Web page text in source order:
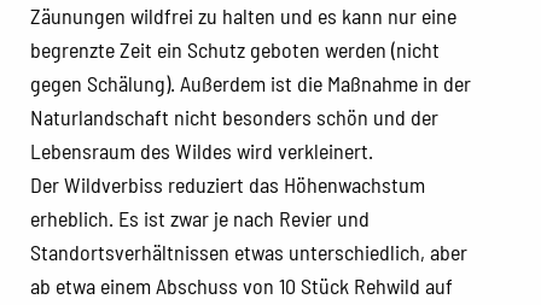
Zäunungen wildfrei zu halten und es kann nur eine
begrenzte Zeit ein Schutz geboten werden (nicht
gegen Schälung). Außerdem ist die Maßnahme in der
Naturlandschaft nicht besonders schön und der
Lebensraum des Wildes wird verkleinert.
Der Wildverbiss reduziert das Höhenwachstum
erheblich. Es ist zwar je nach Revier und
Standortsverhältnissen etwas unterschiedlich, aber
ab etwa einem Abschuss von 10 Stück Rehwild auf